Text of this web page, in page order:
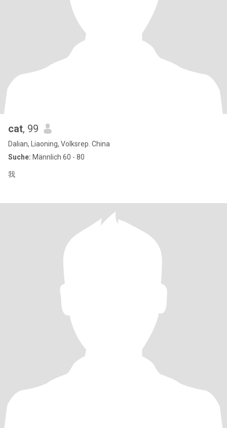
cat, 99
Dalian, Liaoning, Volksrep. China
Suche: Männlich 60 - 80
我